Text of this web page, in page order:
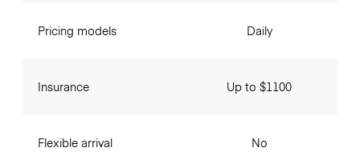
Pricing models
Insurance
Flexible arrival
Daily
Up to $1100
No